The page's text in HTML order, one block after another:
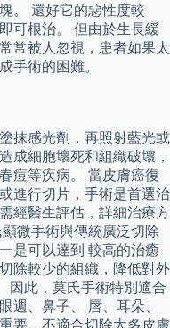
。 還好它的惡性度較
可根治。 但由於生長緩
常被人忽視，患者如果太
手術的困難。
抹感光劑，再照射藍光或
成細胞壞死和組織破壞，
痘等疾病。 當皮膚癌復
進行切片，手術是首選治
經醫生評估，詳細治療方
微手術與傳統廣泛切除
是可以達到 較高的治癒
除較少的組織，降低對外
因此，莫氏手術特別適合
週、鼻子、 唇、耳朵、